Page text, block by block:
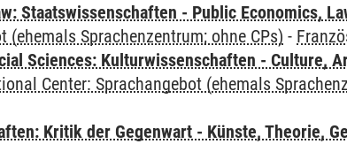
Staatswissenschaften - Public Economics,
Sprachenzentrum; ohne CPs) -
Sciences: Kulturwissenschaften - Culture,
Center: Sprachangebot (ehemals
Kritik der Gegenwart - Künste, Theorie,